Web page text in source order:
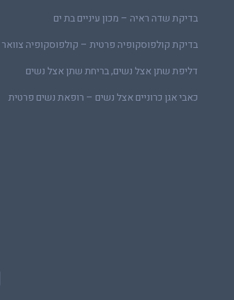
בדיקת שדה ראיה – מכון עיניים בת ים
בדיקת קולפוסקופיה פרטית – קולפוסקופיה
דליפת שתן אצל נשים, בריחת שתן אצל נשים
כאבי אגן כרוניים אצל נשים – רופאת נשים פרטית